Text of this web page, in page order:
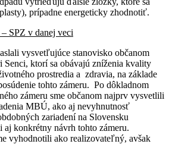
prípadne energeticky zhodnotiť.
SPZ v danej veci
vysvetľujúce stanovisko občanom
ktorí sa obávajú zníženia kvality
prostredia a zdravia, na základe
tohto zámeru. Po dôkladnom
zámeru sme občanom najprv vysvetlili
MBÚ, ako aj nevyhnutnosť
zariadení na Slovensku
aj konkrétny návrh tohto zámeru.
vyhodnotili ako realizovateľný, avšak